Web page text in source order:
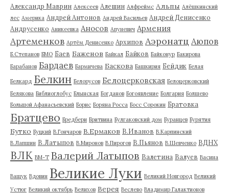
Александр Маврин Алексеев Алешин Алфреймс Альпы Алёшкинский
лес Америка Андрей Антонов Андрей Васильев Андрей Денисенко
Андрусенко Аникеевка Аносов Апуневич Армения
Артеменков Артём Денисенко Архипов Аэронатц Аюпов
Б.Степанов БМО Баев Баженов Байкал Байков Байконур Бакирова
Барабанов Бардаев Бармичева Баскова Башкирия Бейдик Белая
Белкард Белкин Белорусов Белоцерковская Белоцерковский
Белякова Библиоглобус Блынская Богданов Богоявление Болгария Болшево
Большой Афанасьевский Борис Боряна Росса Босс Сорокин Братовка
Братцево Бредбери Бритвина Булгаковский дом Буранцев Бурятия
Бутко Буцкий В.Гончаров В.Ермаков В.Иванов В.Карпинский
В.Лапшин В.Латыпов В.Миронов В.Пирогов В.Пьянов В.Шевченко ВДНХ
ВЛК ВМ-Т Валерий Латыпов Валетина Валуев Васина
Ващук Вдовин Великие Луки Великий Новгород Великий
Устюг Великий октябрь Велихов Верея Веслево Владимир Галактионов